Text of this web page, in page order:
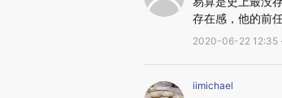
存在感，他的前
2020-06-22 12:35
iimichael